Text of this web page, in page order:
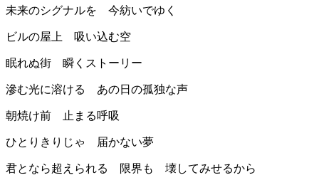
未来のシグナルを 今紡いでゆく
ビルの屋上 吸い込む空
眠れぬ街 瞬くストーリー
滲む光に溶ける あの日の孤独な声
朝焼け前 止まる呼吸
ひとりきりじゃ 届かない夢
君となら超えられる 限界も 壊してみせるから